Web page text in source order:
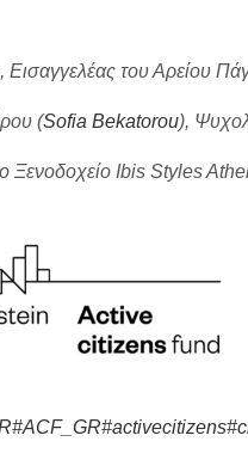
του Αρείου
(Sofia Bekatorou),
Ξενοδοχείο Ibis Styles
#ACF_GR#activecitizens